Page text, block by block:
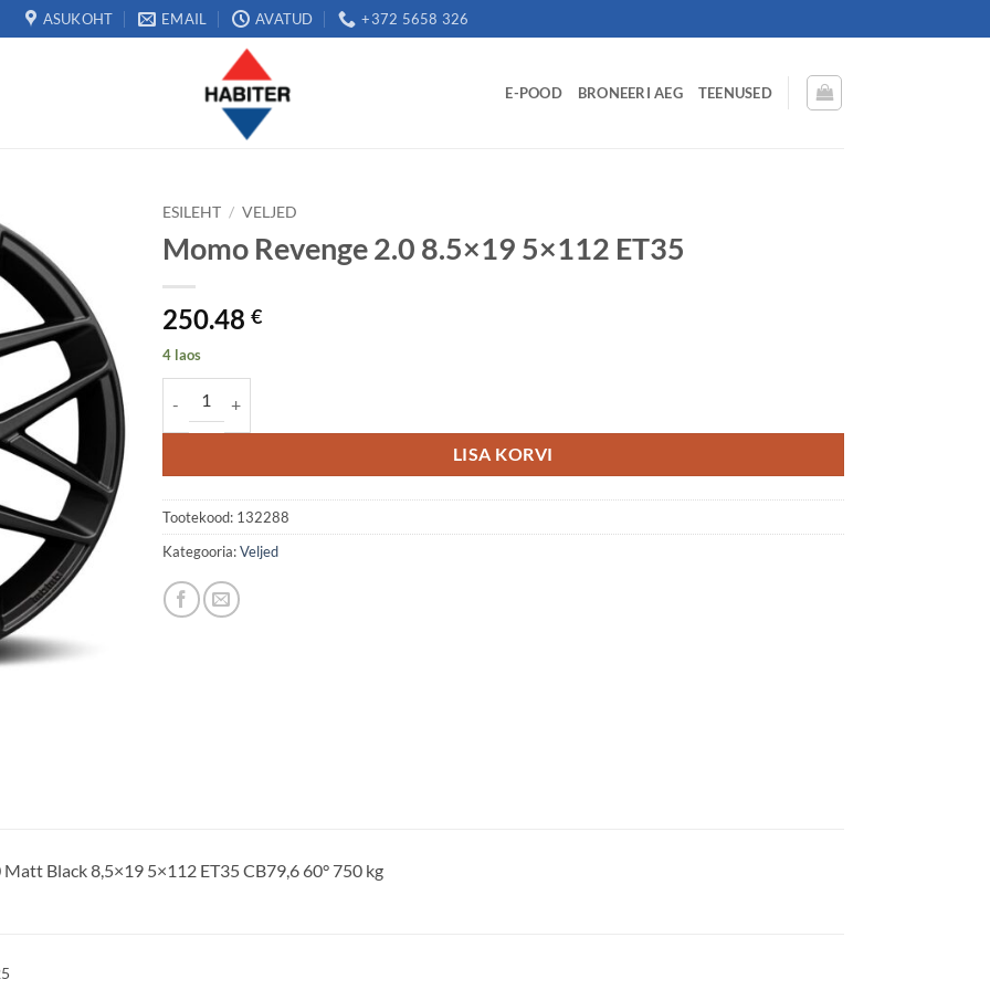
ASUKOHT EMAIL AVATUD +372 5658 326
E-POOD BRONEERI AEG TEENUSED
ESILEHT / VELJED
Momo Revenge 2.0 8.5×19 5×112 ET35
250.48 €
4 laos
LISA KORVI
Tootekood: 132288
Kategooria:Veljed
Black 8,5×19 5×112 ET35 CB79,6 60° 750 kg